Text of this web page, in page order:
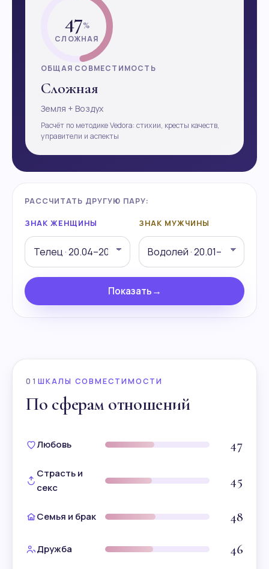
47%
СЛОЖНАЯ
ОБЩАЯ СОВМЕСТИМОСТЬ
Сложная
Земля + Воздух
Расчёт по методике Vedora: стихии, кресты качеств,
управители и аспекты
РАССЧИТАТЬ ДРУГУЮ ПАРУ:
ЗНАК ЖЕНЩИНЫ ЗНАК МУЖЧИНЫ
Показать→
01 ШКАЛЫ СОВМЕСТИМОСТИ
По сферам отношений
Любовь 47
Страсть и
секс
45
Семья и брак 48
Дружба 46